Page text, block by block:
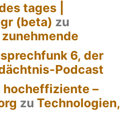
tages |
(beta) zu
6, der
Podcast
hocheffiziente –
zu Technologien,